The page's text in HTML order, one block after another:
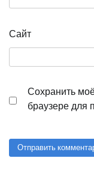
Сайт
Сохранить
браузере для